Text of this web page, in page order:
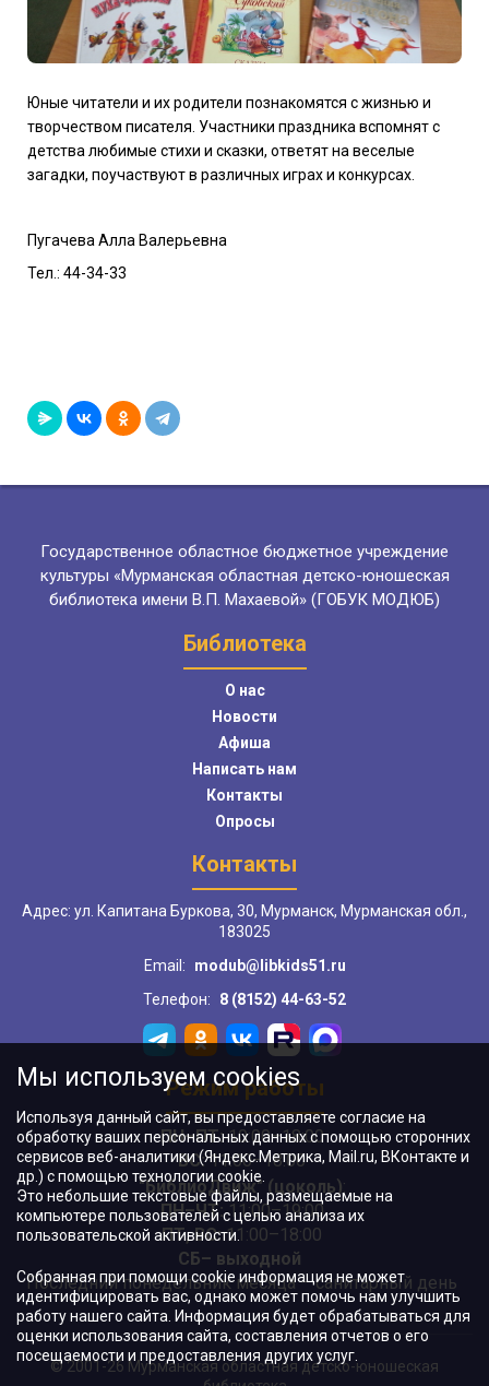
Юные читатели и их родители познакомятся с жизнью и
творчеством писателя. Участники праздника вспомнят с
детства любимые стихи и сказки, ответят на веселые
загадки, поучаствуют в различных играх и конкурсах.
Пугачева Алла Валерьевна
Тел.: 44-34-33
Государственное областное бюджетное учреждение
культуры «Мурманская областная детско-юношеская
библиотека имени В.П. Махаевой» (ГОБУК МОДЮБ)
Библиотека
О нас
Новости
Афиша
Написать нам
Контакты
Опросы
Контакты
Адрес: ул. Капитана Буркова, 30, Мурманск, Мурманская обл.,
183025
Email:
modub@libkids51.ru
Телефон:
8 (8152) 44-63-52
Режим работы
ПН–ПТ:10:00–18:00
ВС:11:00–18:00
"БиблиоДвиж" (цоколь):
ПН–ЧТ:11:00–19:00
ПТ, ВС:11:00–18:00
СБ– выходной
Последний понедельник месяца – санитарный день
© 2001-26 Мурманская областная детско-юношеская
Мы используем cookies
Используя данный сайт, вы предоставляете согласие на
обработку ваших персональных данных с помощью сторонних
сервисов веб-аналитики (Яндекс.Метрика, Mail.ru, ВКонтакте и
др.) с помощью технологии cookie.
Это небольшие текстовые файлы, размещаемые на
компьютере пользователей с целью анализа их
пользовательской активности.
Собранная при помощи cookie информация не может
идентифицировать вас, однако может помочь нам улучшить
работу нашего сайта. Информация будет обрабатываться для
оценки использования сайта, составления отчетов о его
посещаемости и предоставления других услуг.